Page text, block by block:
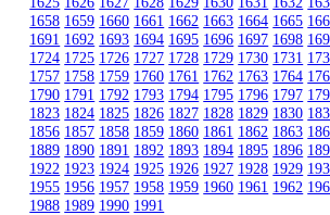
1658 1659 1660 1661 1662 1663 1664 1665
1691 1692 1693 1694 1695 1696 1697 1698
1724 1725 1726 1727 1728 1729 1730 1731
1757 1758 1759 1760 1761 1762 1763 1764
1790 1791 1792 1793 1794 1795 1796 1797
1823 1824 1825 1826 1827 1828 1829 1830
1856 1857 1858 1859 1860 1861 1862 1863
1889 1890 1891 1892 1893 1894 1895 1896
1922 1923 1924 1925 1926 1927 1928 1929
1955 1956 1957 1958 1959 1960 1961 1962
1988 1989 1990 1991